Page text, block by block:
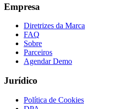
Empresa
Diretrizes da Marca
FAQ
Sobre
Parceiros
Agendar Demo
Jurídico
Política de Cookies